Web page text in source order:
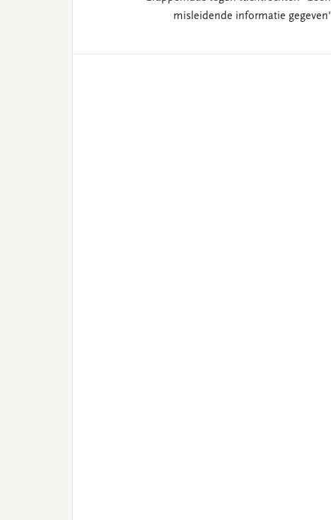
misleidende informatie gegeven'